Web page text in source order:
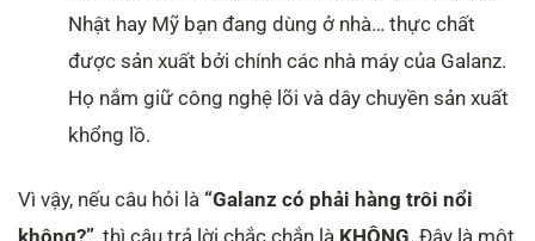
Nhật hay Mỹ bạn đang dùng ở nhà… thực chất
được sản xuất bởi chính các nhà máy của Galanz.
Họ nắm giữ công nghệ lõi và dây chuyền sản xuất
khổng lồ.
Vì vậy, nếu câu hỏi là “Galanz có phải hàng trôi nổi
không?”, thì câu trả lời chắc chắn là KHÔNG. Đây là một